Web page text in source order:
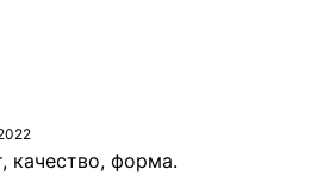
качество, форма.